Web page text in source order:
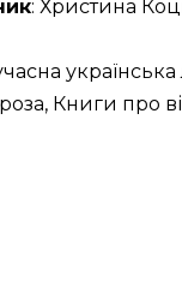
: Христина
українська
Книги про